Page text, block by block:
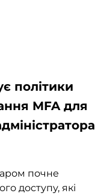
політики
MFA для
почне
доступу, які